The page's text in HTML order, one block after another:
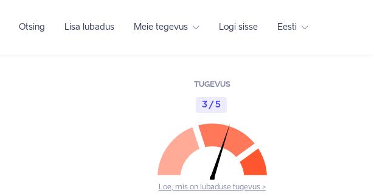
Otsing Lisa lubadus Meie tegevus Logi sisse Eesti
TUGEVUS
3 / 5
Loe, mis on lubaduse tugevus >